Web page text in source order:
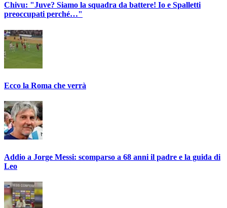
Chivu: "Juve? Siamo la squadra da battere! Io e Spalletti
preoccupati perché…"
Ecco la Roma che verrà
Addio a Jorge Messi: scomparso a 68 anni il padre e la guida di
Leo